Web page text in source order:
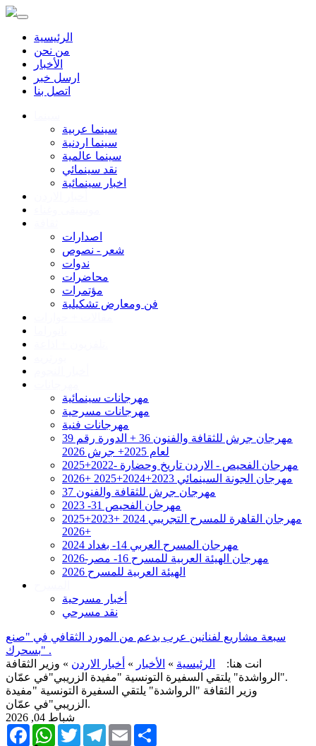
الرئيسية
من نحن
الأخبار
ارسل خبر
اتصل بنا
سينما عربية
سينما اردنية
سينما عالمية
نقد سينمائي
اخبار سينمائية
اصدارات
شعر - نصوص
ندوات
محاضرات
مؤتمرات
فن ومعارض تشكيلية
مهرجانات سينمائية
مهرجانات مسرحية
مهرجانات فنية
مهرجان جرش للثقافة والفنون 36 + الدورة رقم 39
لعام 2025+ جرش 2026
مهرجان الفحيص - الاردن تاريخ وحضارة -2022+2025
مهرجان الجونة السينمائي 2023+2024+2025 +2026
مهرجان جرش للثقافة والفنون 37
مهرجان الفحيص 31- 2023
مهرجان القاهرة للمسرح التجريبي 2024 +2023+2025
+2026
مهرجان المسرح العربي 14- بغداد 2024
مهرجان الهيئة العربية للمسرح 16- مصر-2026
الهيئة العربية للمسرح 2026
أخبار مسرحية
نقد مسرحي
سبعة مشاريع لفنانين عرب بدعم من المورد الثقافي في "صنع
بسحرك" .
انت هنا:
الرئيسية » الأخبار » أخبار الاردن » وزير الثقافة
"الرواشدة" يلتقي ‏السفيرة التونسية "مفيدة الزريبي"في عمّان.
وزير الثقافة "الرواشدة" يلتقي ‏السفيرة التونسية "مفيدة
الزريبي"في عمّان.
2026 ,04 شباط
FacebookWhatsApp
TwitterTelegram
Email